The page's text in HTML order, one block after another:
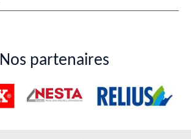
Nos partenaires